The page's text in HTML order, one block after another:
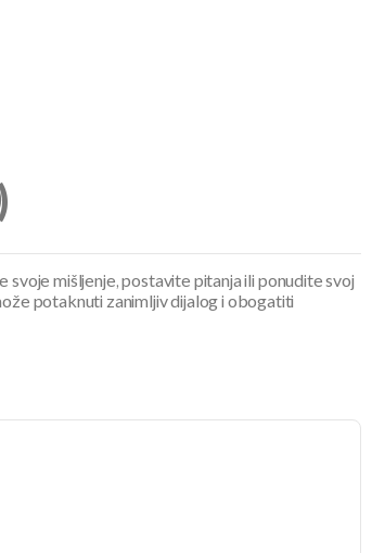
svoje mišljenje, postavite pitanja ili ponudite svoj
potaknuti zanimljiv dijalog i obogatiti